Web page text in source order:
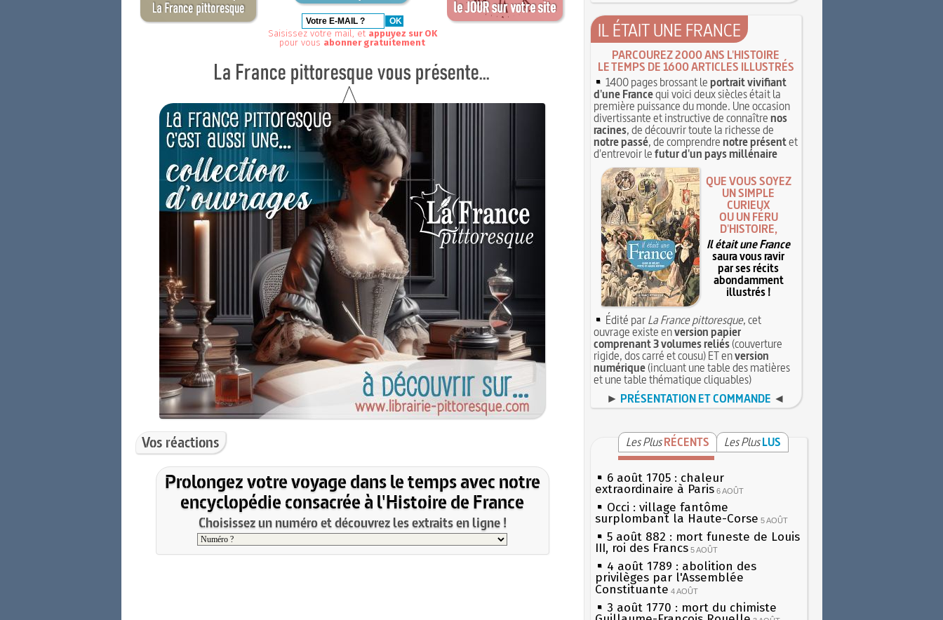
Saisissez votre mail, et appuyez sur OK
pour vous abonner gratuitement
Vos réactions
Prolongez votre voyage dans le temps avec notre
encyclopédie consacrée à l'Histoire de France
Choisissez un numéro et découvrez les extraits en ligne !
IL ÉTAIT UNE FRANCE
PARCOUREZ 2000 ANS L'HISTOIRE
LE TEMPS DE 1600 ARTICLES ILLUSTRÉS
1400 pages brossant leportrait vivifiant
d'une Francequi voici deux siècles était la
première puissance du monde. Une occasion
divertissante et instructive de connaîtrenos
racines, de découvrir toute la richesse de
notre passé, de comprendrenotre présentet
d'entrevoir lefutur d'un pays millénaire
QUE VOUS SOYEZ
UN SIMPLE
CURIEUX
OU UN FÉRU
D'HISTOIRE,
Il était une France
saura vous ravir
par ses récits
abondamment
illustrés !
Édité parLa France pittoresque, cet
ouvrage existe enversion papier
comprenant 3 volumes reliés(couverture
rigide, dos carré et cousu) ET enversion
numérique(incluant une table des matières
et une table thématique cliquables)
► PRÉSENTATION ET COMMANDE ◄
Les Plus RÉCENTS Les Plus LUS
6 août 1705 : chaleur
extraordinaire à Paris 6 AOÛT
Occi : village fantôme
surplombant la Haute-Corse 5 AOÛT
5 août 882 : mort funeste de Louis
III, roi des Francs 5 AOÛT
4 août 1789 : abolition des
privilèges par l'Assemblée
Constituante 4 AOÛT
3 août 1770 : mort du chimiste